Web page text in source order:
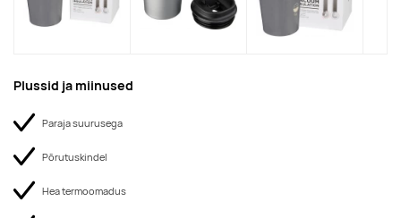
Plussid ja miinused
Paraja suurusega
Põrutuskindel
Hea termoomadus